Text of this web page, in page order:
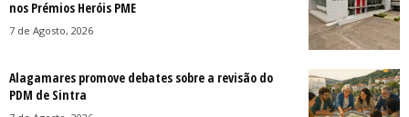
nos Prémios Heróis PME
7 de Agosto, 2026
Alagamares promove debates sobre a revisão do
PDM de Sintra